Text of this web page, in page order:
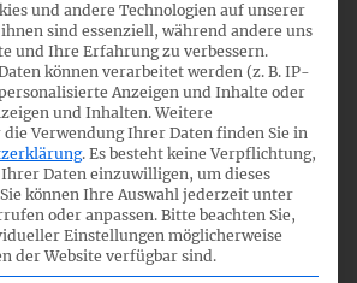
Fachausschuss
Sitzung des IFRS-Fachausschusses
steht zum download bereit. Die
Informationen, u.a. Links für die
hier. mehr lesen
und andere Technologien auf unserer
sind essenziell, während andere uns
und Ihre Erfahrung zu verbessern.
können verarbeitet werden (z. B. IP-
Anzeigen und Inhalte oder
und Inhalten. Weitere
Verwendung Ihrer Daten finden Sie in
. Es besteht keine Verpflichtung,
Daten einzuwilligen, um dieses
Sie können Ihre Auswahl jederzeit unter
oder anpassen.Bitte beachten Sie,
Einstellungen möglicherweise
der Website verfügbar sind.